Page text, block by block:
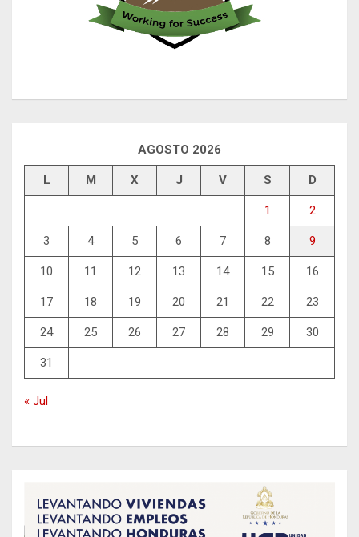
AGOSTO 2026
L M X J V S D
1 2
3 4 5 6 7 8 9
10 11 12 13 14 15 16
17 18 19 20 21 22 23
24 25 26 27 28 29 30
31
« Jul